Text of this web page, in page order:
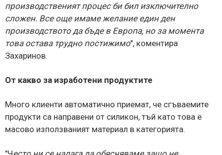
производственият процес би бил изключително
сложен. Все още имаме желание един ден
производството да бъде в Европа, но за момента
това остава трудно постижимо", коментира
Захаринов.
От какво за изработени продуктите
Много клиенти автоматично приемат, че сгъваемите
продукти са направени от силикон, тъй като това е
масово използваният материал в категорията.